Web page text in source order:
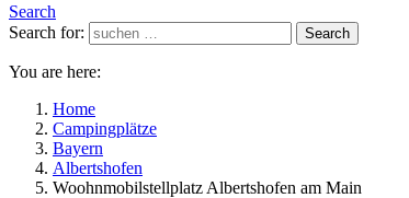
Search
Search for:
Search
You are here:
Home
Campingplätze
Bayern
Albertshofen
Woohnmobilstellplatz Albertshofen am Main